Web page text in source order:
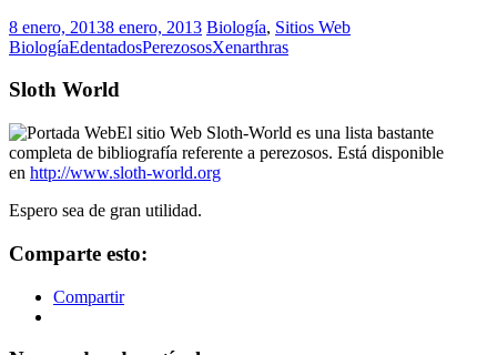
8 enero, 20138 enero, 2013 Biología, Sitios Web
BiologíaEdentadosPerezososXenarthras
Sloth World
El sitio Web Sloth-World es una lista bastante
completa de bibliografía referente a perezosos. Está disponible
en http://www.sloth-world.org
Espero sea de gran utilidad.
Comparte esto:
Compartir